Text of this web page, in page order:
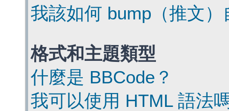
我該如何 bump（推文
格式和主題類型
什麼是 BBCode？
我可以使用 HTML 語法